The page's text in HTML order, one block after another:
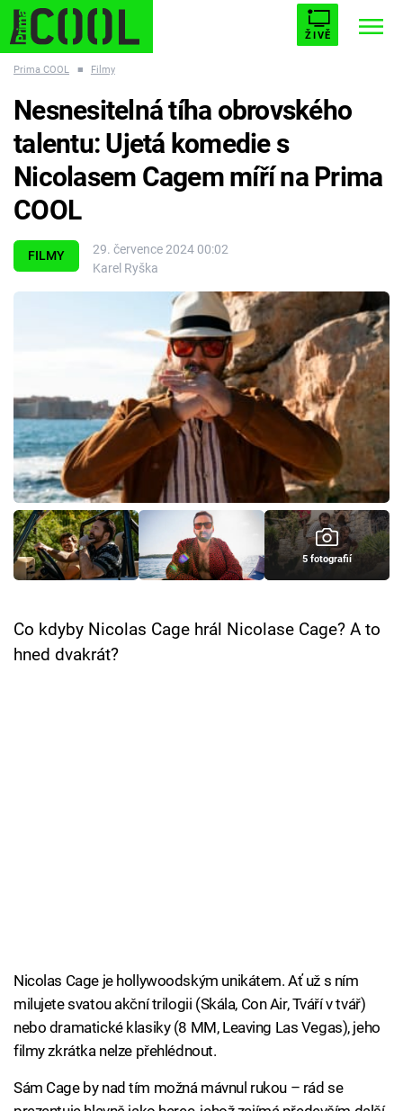
ŽIVĚ
ESCAPE PLNEJ KOTEL AVENGERS 5
Témata
Filmy
Cool Esport
Pořady
TV Program
Sledujte prima+
Prima COOL ■ Filmy
FILMY
29. července 2024 00:02
Karel Ryška
Nesnesitelná tíha obrovského
talentu: Ujetá komedie s
Nicolasem Cagem míří na Prima
COOL
5 fotografií
Co kdyby Nicolas Cage hrál Nicolase Cage? A to
hned dvakrát?
Nicolas Cage je hollywoodským unikátem. Ať už s ním
milujete svatou akční trilogii (Skála, Con Air, Tváří v tvář)
nebo dramatické klasiky (8 MM, Leaving Las Vegas), jeho
filmy zkrátka nelze přehlédnout.
Sám Cage by nad tím možná mávnul rukou – rád se